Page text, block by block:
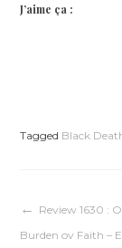
J’aime ça :
Tagged Black
Review 1630 :
Burden ov Faith –